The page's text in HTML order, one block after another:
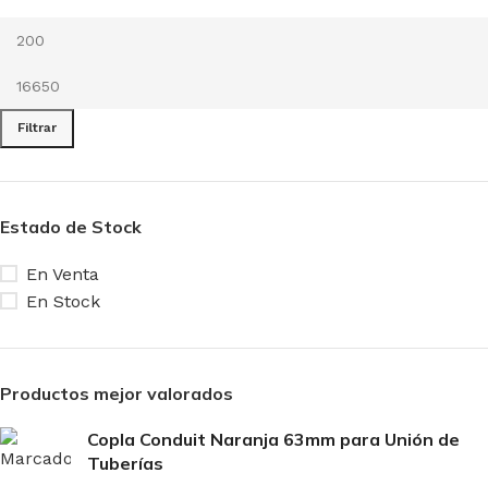
Filtrar
Estado de Stock
En Venta
En Stock
Productos mejor valorados
Copla Conduit Naranja 63mm para Unión de
Tuberías